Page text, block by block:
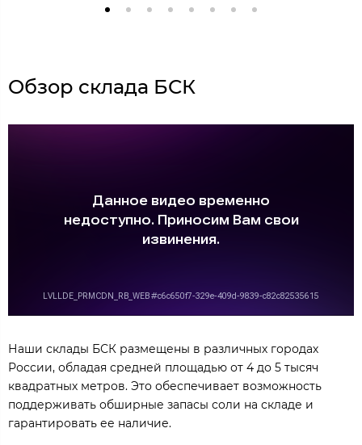
Обзор склада БСК
Наши склады БСК размещены в различных городах
России, обладая средней площадью от 4 до 5 тысяч
квадратных метров. Это обеспечивает возможность
поддерживать обширные запасы соли на складе и
гарантировать ее наличие.